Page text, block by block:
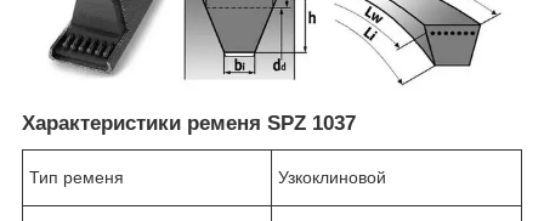
Характеристики ременя SPZ 1037
Тип ременя Узкоклиновой